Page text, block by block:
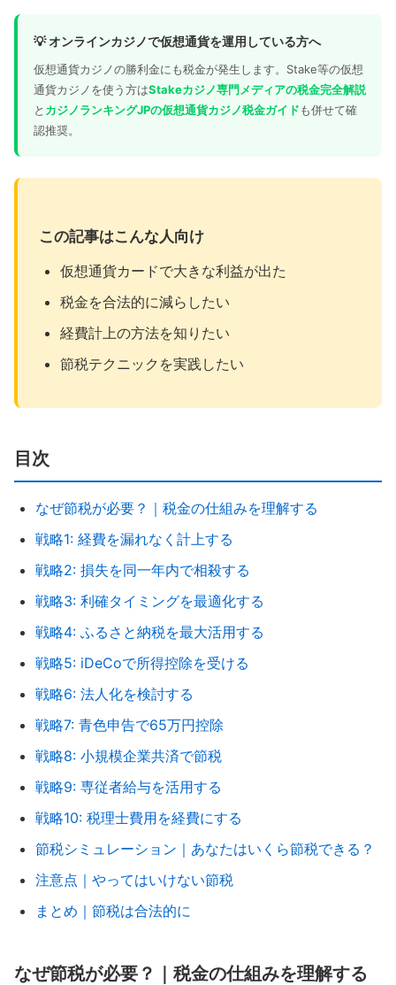
💡 オンラインカジノで仮想通貨を運用している方へ
仮想通貨カジノの勝利金にも税金が発生します。Stake等の仮想
通貨カジノを使う方はStakeカジノ専門メディアの税金完全解説
と カジノランキングJPの仮想通貨カジノ税金ガイドも併せて確
認推奨。
この記事はこんな人向け
仮想通貨カードで大きな利益が出た
税金を合法的に減らしたい
経費計上の方法を知りたい
節税テクニックを実践したい
目次
なぜ節税が必要？｜税金の仕組みを理解する
戦略1: 経費を漏れなく計上する
戦略2: 損失を同一年内で相殺する
戦略3: 利確タイミングを最適化する
戦略4: ふるさと納税を最大活用する
戦略5: iDeCoで所得控除を受ける
戦略6: 法人化を検討する
戦略7: 青色申告で65万円控除
戦略8: 小規模企業共済で節税
戦略9: 専従者給与を活用する
戦略10: 税理士費用を経費にする
節税シミュレーション｜あなたはいくら節税できる？
注意点｜やってはいけない節税
まとめ｜節税は合法的に
なぜ節税が必要？｜税金の仕組みを理解する